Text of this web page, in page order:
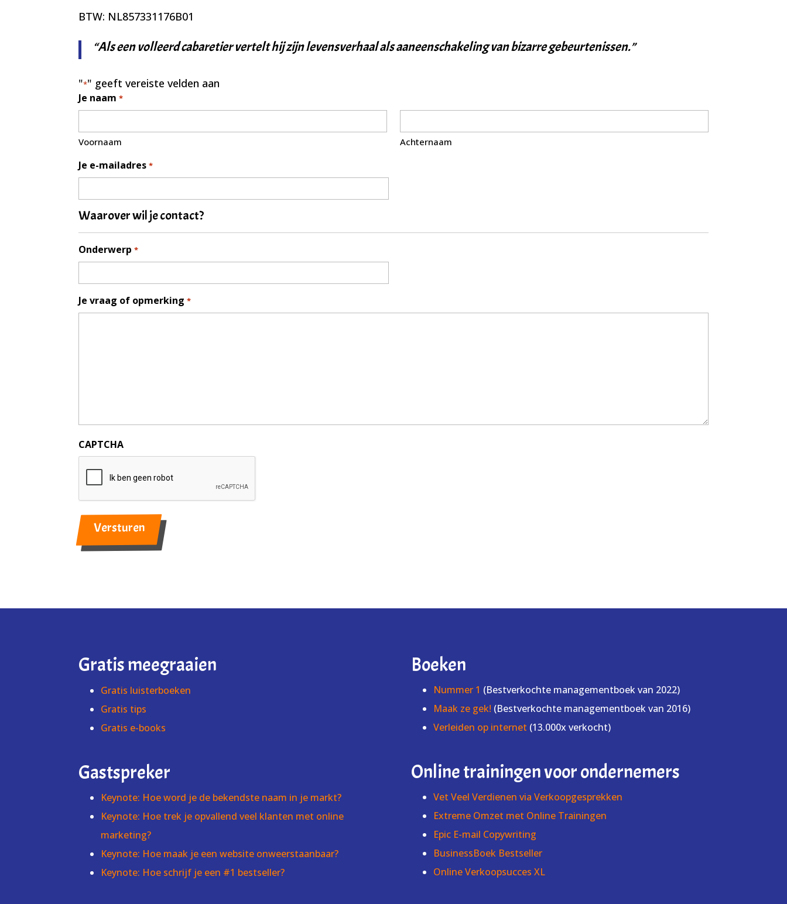
BTW: NL857331176B01
“Als een volleerd cabaretier vertelt hij zijn levensverhaal als aaneenschakeling van bizarre gebeurtenissen.”
"*" geeft vereiste velden aan
Je naam *
Voornaam Achternaam
Je e-mailadres *
Waarover wil je contact?
Onderwerp *
Je vraag of opmerking *
CAPTCHA
Gratis meegraaien
Gratis luisterboeken
Gratis tips
Gratis e-books
Gastspreker
Keynote: Hoe word je de bekendste naam in je markt?
Keynote: Hoe trek je opvallend veel klanten met online
marketing?
Keynote: Hoe maak je een website onweerstaanbaar?
Keynote: Hoe schrijf je een #1 bestseller?
Boeken
Nummer 1 (Bestverkochte managementboek van 2022)
Maak ze gek! (Bestverkochte managementboek van 2016)
Verleiden op internet (13.000x verkocht)
Online trainingen voor ondernemers
Vet Veel Verdienen via Verkoopgesprekken
Extreme Omzet met Online Trainingen
Epic E-mail Copywriting
BusinessBoek Bestseller
Online Verkoopsucces XL